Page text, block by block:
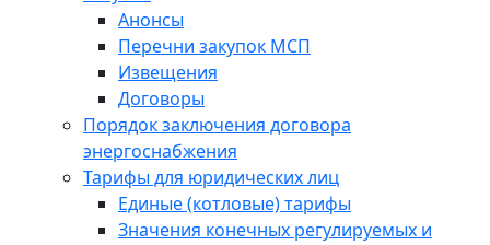
Анонсы
Перечни закупок МСП
Извещения
Договоры
Порядок заключения договора
энергоснабжения
Тарифы для юридических лиц
Единые (котловые) тарифы
Значения конечных регулируемых и